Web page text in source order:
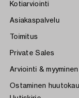
Kotiarviointi
Asiakaspalvelu
Toimitus
Private Sales
Arviointi & myyminen
Ostaminen